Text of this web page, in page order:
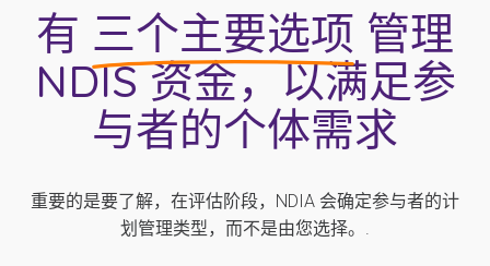
有 三个主要选项 管理
NDIS 资金，以满足参
与者的个体需求
重要的是要了解，在评估阶段，NDIA 会确定参与者的计
划管理类型，而不是由您选择。.